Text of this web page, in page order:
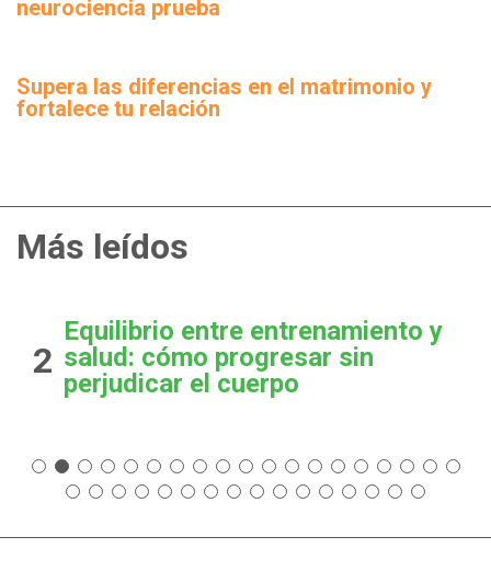
neurociencia prueba
Supera las diferencias en el matrimonio y
fortalece tu relación
Más leídos
2
Equilibrio entre entrenamiento y
salud: cómo progresar sin
perjudicar el cuerpo